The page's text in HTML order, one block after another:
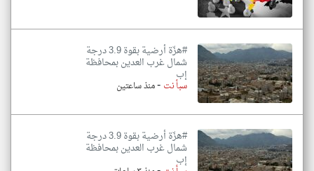
#هزّة أرضية بقوة 3.9 درجة
شمال غرب العدين بمحافظة
إب
سبأ نت -منذ ساعتين
#هزّة أرضية بقوة 3.9 درجة
شمال غرب العدين بمحافظة
إب